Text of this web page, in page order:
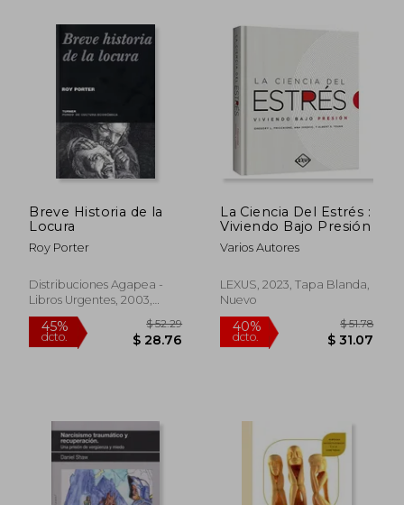
45% 45%
Breve Historia de la
Locura
Roy Porter
Distribuciones Agapea -
Libros Urgentes, 2003,
Tapa Blanda, Nuevo
La Ciencia Del Estrés :
Viviendo Bajo Presión
Varios Autores
LEXUS, 2023, Tapa Blanda,
Nuevo